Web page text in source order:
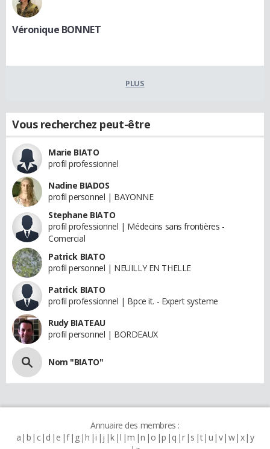
Véronique BONNET
PLUS
Vous recherchez peut-être
Marie BIATO
profil professionnel
Nadine BIADOS
profil personnel | BAYONNE
Stephane BIATO
profil professionnel | Médecins sans frontières -
Comercial
Patrick BIATO
profil personnel | NEUILLY EN THELLE
Patrick BIATO
profil professionnel | Bpce it. - Expert systeme
Rudy BIATEAU
profil personnel | BORDEAUX
Nom "BIATO"
Annuaire des membres :
a b c d e f g h i j k l m n o p q r s t u v w x y